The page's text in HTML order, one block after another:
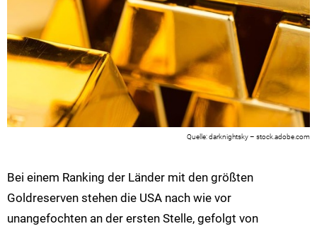
darknightsky – stock.adobe.com
Bei einem Ranking der Länder mit den größten
Goldreserven stehen die USA nach wie vor
unangefochten an der ersten Stelle, gefolgt von